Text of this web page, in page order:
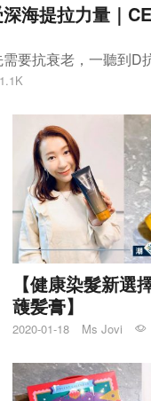
深海提拉力量｜
1.1K
【健康染髮新
䕶髪膏】
2020-01-18 Ms Jovi